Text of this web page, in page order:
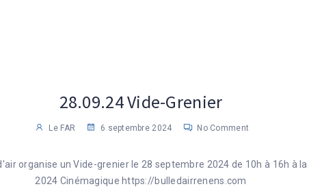
28.09.24 Vide-Grenier
Le FAR 6 septembre 2024 No Comment
organise un Vide-grenier le 28 septembre 2024 de 10h à 16h à
2024 Cinémagique https://bulledairrenens.com